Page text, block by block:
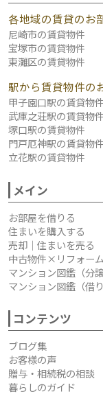
各地域の賃貸のお
尼崎市の賃貸物件
宝塚市の賃貸物件
東灘区の賃貸物件
駅から賃貸物件の
甲子園口駅の賃貸物件
武庫之荘駅の賃貸物件
塚口駅の賃貸物件
門戸厄神駅の賃貸物件
立花駅の賃貸物件
メイン
お部屋を借りる
住まいを購入する
売却｜住まいを売る
中古物件×リフォーム
マンション図鑑（分譲
マンション図鑑（借り
コンテンツ
ブログ集
お客様の声
贈与・相続税の相談
暮らしのガイド